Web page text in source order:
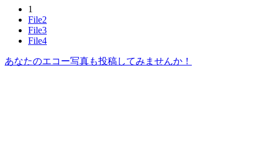
1
File2
File3
File4
あなたのエコー写真も投稿してみませんか！